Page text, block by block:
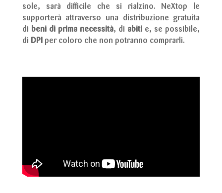
sole, sarà difficile che si rialzino. NeXtop le
supporterà attraverso una distribuzione gratuita
di beni di prima necessità, di abiti e, se possibile,
di DPI per coloro che non potranno comprarli.